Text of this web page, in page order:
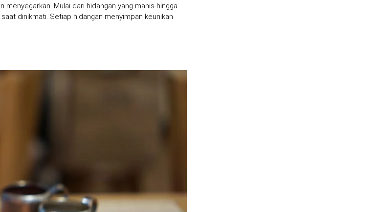
Mulai dari hidangan yang manis hingga
dinikmati. Setiap hidangan menyimpan keunikan